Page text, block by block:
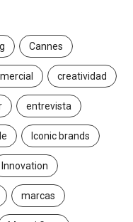
Cannes
creatividad
entrevista
Iconic brands
Innovation
marcas